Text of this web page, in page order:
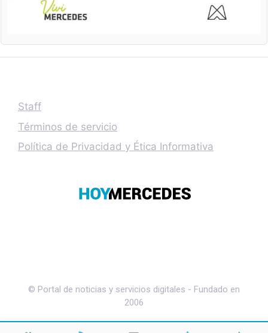
Staff
Términos de servicio
Política de Privacidad y Ética Informativa
© Portal de noticias y servicios digitales - Fundado en
2006